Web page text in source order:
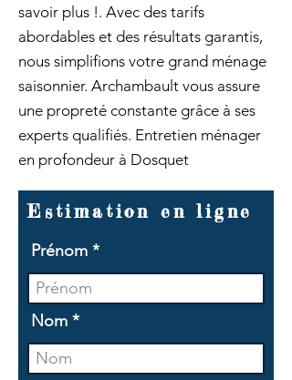
savoir plus !. Avec des tarifs
abordables et des résultats garantis,
nous simplifions votre grand ménage
saisonnier. Archambault vous assure
une propreté constante grâce à ses
experts qualifiés. Entretien ménager
en profondeur à Dosquet
Estimation en ligne
Prénom
Nom